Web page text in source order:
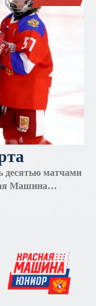
десятью матчами
Машина